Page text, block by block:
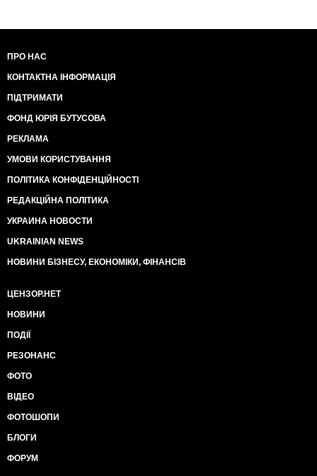
ПРО НАС
КОНТАКТНА ІНФОРМАЦІЯ
ПІДТРИМАТИ
ФОНД ЮРІЯ БУТУСОВА
РЕКЛАМА
УМОВИ КОРИСТУВАННЯ
ПОЛІТИКА КОНФІДЕНЦІЙНОСТІ
РЕДАКЦІЙНА ПОЛІТИКА
УКРАИНА НОВОСТИ
UKRAINIAN NEWS
НОВИНИ БІЗНЕСУ, ЕКОНОМІКИ, ФІНАНСІВ
ЦЕНЗОР.НЕТ
НОВИНИ
ПОДІЇ
РЕЗОНАНС
ФОТО
ВІДЕО
ФОТОШОПИ
БЛОГИ
ФОРУМ